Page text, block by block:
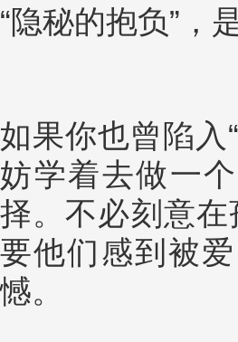
“隐秘的抱负”，
如果你也曾陷入
妨学着去做一
择。不必刻意
要他们感到被
憾。